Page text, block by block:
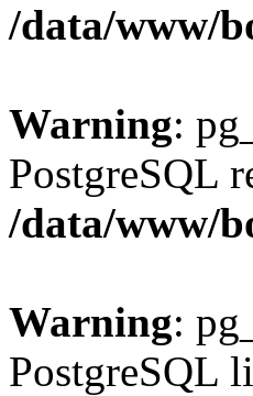
/data/www/
Warning:
PostgreSQL
/data/www/
Warning:
PostgreSQL